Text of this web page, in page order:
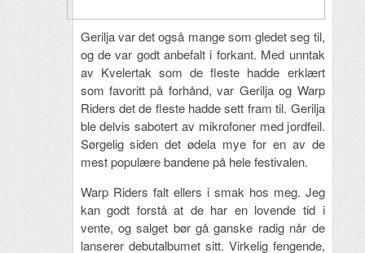
Gerilja var det også mange som gledet seg til,
og de var godt anbefalt i forkant. Med unntak
av Kvelertak som de fleste hadde erklært
som favoritt på forhånd, var Gerilja og Warp
Riders det de fleste hadde sett fram til. Gerilja
ble delvis sabotert av mikrofoner med jordfeil.
Sørgelig siden det ødela mye for en av de
mest populære bandene på hele festivalen.
Warp Riders falt ellers i smak hos meg. Jeg
kan godt forstå at de har en lovende tid i
vente, og salget bør gå ganske radig når de
lanserer debutalbumet sitt. Virkelig fengende,